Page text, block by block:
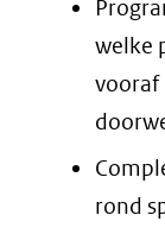
welke
vooraf
rond